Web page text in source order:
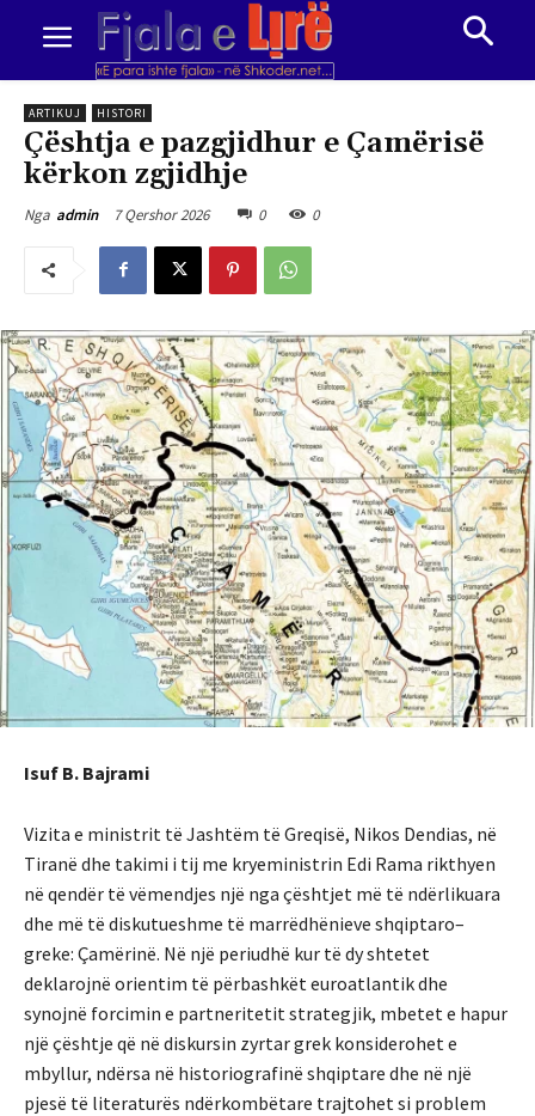
ARTIKUJ HISTORI
Çështja e pazgjidhur e Çamërisë
kërkon zgjidhje
Nga admin 7 Qershor 2026 0 0
Isuf B. Bajrami
Vizita e ministrit të Jashtëm të Greqisë, Nikos Dendias, në
Tiranë dhe takimi i tij me kryeministrin Edi Rama rikthyen
në qendër të vëmendjes një nga çështjet më të ndërlikuara
dhe më të diskutueshme të marrëdhënieve shqiptaro–
greke: Çamërinë. Në një periudhë kur të dy shtetet
deklarojnë orientim të përbashkët euroatlantik dhe
synojnë forcimin e partneritetit strategjik, mbetet e hapur
një çështje që në diskursin zyrtar grek konsiderohet e
mbyllur, ndërsa në historiografinë shqiptare dhe në një
pjesë të literaturës ndërkombëtare trajtohet si problem